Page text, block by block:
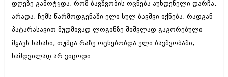
კულინარია
ავტორჩევები
ბელადები
ბიზნესსიახლეები
გვარები
თემიდას სასწორი
დღეზე გამოტყდა, რომ ბავშვობის ოცნება აუხდენელი დარჩა.
არადა, ჩემს წარმოდგენაში ელი სულ ბავშვი იქნება, რადგან
პატარასავით მუდმივად ლოგინზე შიშვლად გაგორებული
მყავს ნანახი, თუმცა რაზე ოცნებობდა ელი ბავშვობაში,
ნამდვილად არ ვიცოდი.